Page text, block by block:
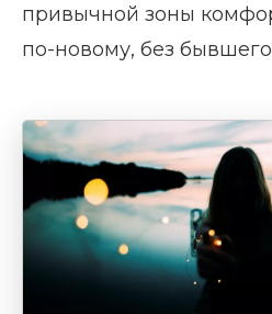
привычной зоны
по-новому, без бывшего